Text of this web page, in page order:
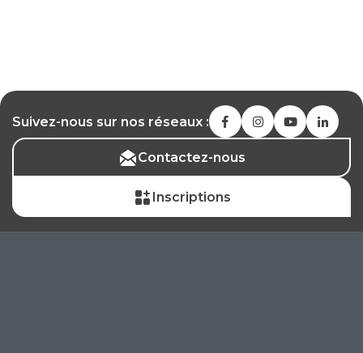
Suivez-nous sur nos réseaux :
Contactez-nous
Inscriptions